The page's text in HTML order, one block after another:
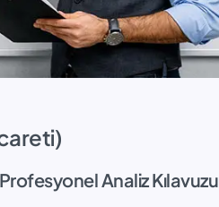
Analiz Kılavuzu